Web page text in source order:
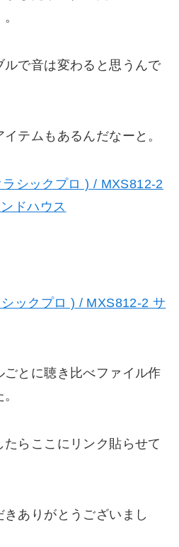
で音は変わると思うんで
テムもあるんだなーと。
ックプロ ) / MXS812-2 サ
とに聴き比べファイル作
らここにリンク貼らせて
ありがとうございまし